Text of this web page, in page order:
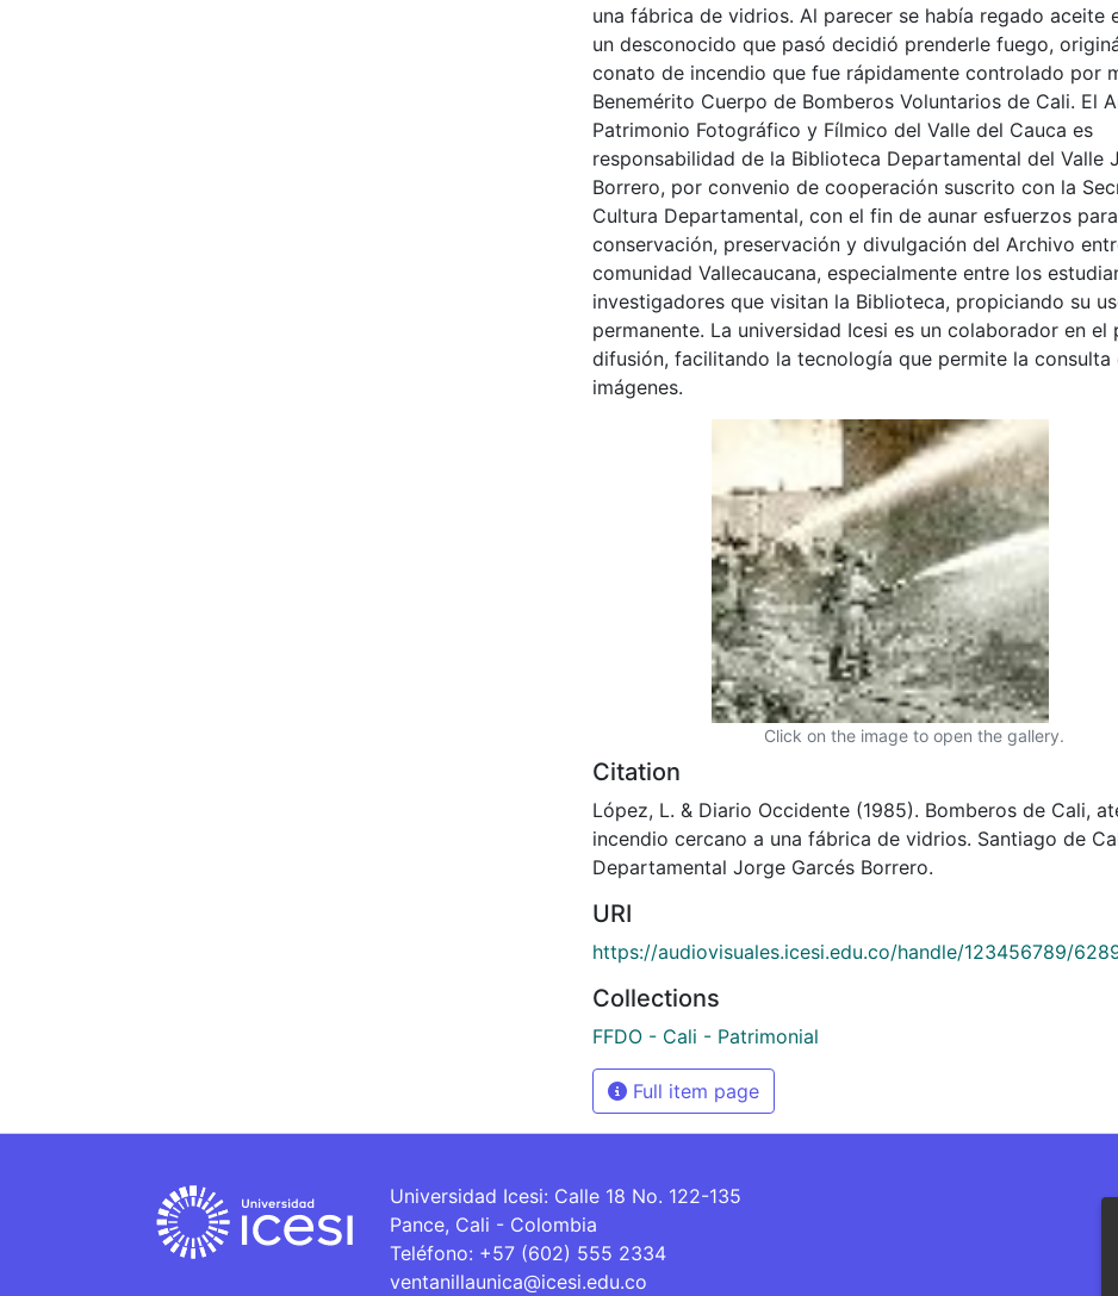
una fábrica de vidrios. Al parecer se había regado aceite
un desconocido que pasó decidió prenderle fuego,
conato de incendio que fue rápidamente controlado por
Benemérito Cuerpo de Bomberos Voluntarios de Cali. El
Patrimonio Fotográfico y Fílmico del Valle del Cauca es
responsabilidad de la Biblioteca Departamental del Valle
Borrero, por convenio de cooperación suscrito con la
Cultura Departamental, con el fin de aunar esfuerzos
conservación, preservación y divulgación del Archivo
comunidad Vallecaucana, especialmente entre los
investigadores que visitan la Biblioteca, propiciando su
permanente. La universidad Icesi es un colaborador en el
difusión, facilitando la tecnología que permite la consulta
imágenes.
Click on the image to open the gallery.
Citation
López, L. & Diario Occidente (1985). Bomberos de Cali,
incendio cercano a una fábrica de vidrios. Santiago de
Departamental Jorge Garcés Borrero.
URI
https://audiovisuales.icesi.edu.co/handle/123456789/
Collections
FFDO - Cali - Patrimonial
Full item page
Universidad Icesi: Calle 18 No. 122-135
Pance, Cali - Colombia
Teléfono: +57 (602) 555 2334
ventanillaunica@icesi.edu.co